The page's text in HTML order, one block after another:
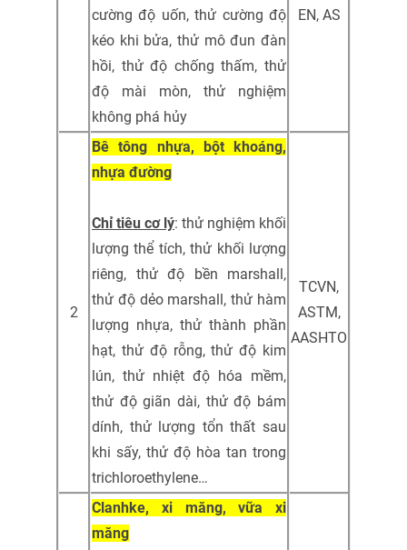
cường độ uốn, thử cường độ
kéo khi bửa, thử mô đun đàn
hồi, thử độ chống thấm, thử
độ mài mòn, thử nghiệm
không phá hủy
EN, AS
2
Bê tông nhựa, bột khoáng,
nhựa đường
Chỉ tiêu cơ lý: thử nghiệm khối
lượng thể tích, thử khối lượng
riêng, thử độ bền marshall,
thử độ dẻo marshall, thử hàm
lượng nhựa, thử thành phần
hạt, thử độ rỗng, thử độ kim
lún, thử nhiệt độ hóa mềm,
thử độ giãn dài, thử độ bám
dính, thử lượng tổn thất sau
khi sấy, thử độ hòa tan trong
trichloroethylene…
TCVN,
ASTM,
AASHTO
Clanhke, xi măng, vữa xi
măng